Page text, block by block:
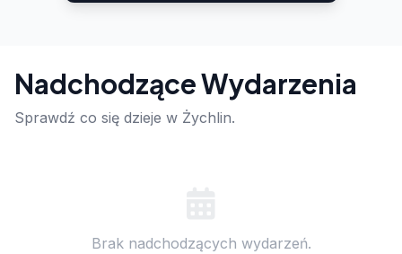
Nadchodzące Wydarzenia
Sprawdź co się dzieje w Żychlin.
Brak nadchodzących wydarzeń.